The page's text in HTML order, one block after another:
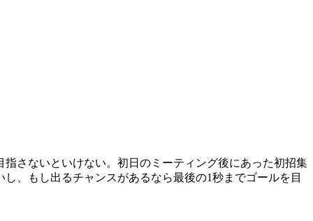
さないといけない。初日のミーティング後にあった初招集
、もし出るチャンスがあるなら最後の1秒までゴールを目